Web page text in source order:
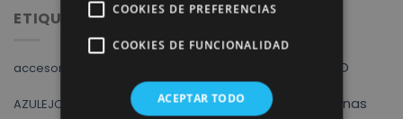
ETIQUETAS
accesorios baño AZULEJO
AZULEJOS baño bañoscocina
cocinas
COOKIES DE PREFERENCIAS
COOKIES DE FUNCIONALIDAD
ACEPTAR TODO